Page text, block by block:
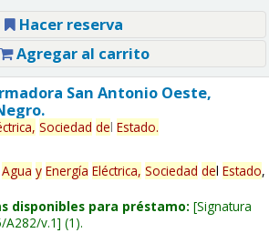
Hacer reserva
Agregar al carrito
San Antonio Oeste,
Sociedad del Estado.
Agua y Energía Eléctrica, Sociedad del Estado,
disponibles para préstamo: Signatura
A282/v.1 (1).